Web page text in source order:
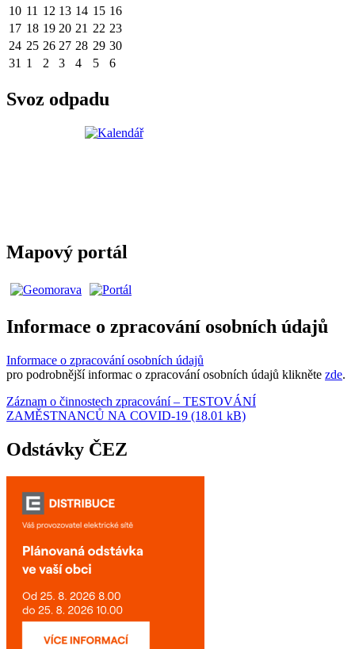
10 11 12 13 14 15 16
17 18 19 20 21 22 23
24 25 26 27 28 29 30
31 1 2 3 4 5 6
Svoz odpadu
Mapový portál
Informace o zpracování osobních údajů
Informace o zpracování osobních údajů
pro podrobnější informac o zpracování osobních údajů klikněte zde.
Záznam o činnostech zpracování – TESTOVÁNÍ
ZAMĚSTNANCŮ NA COVID-19 (18.01 kB)
Odstávky ČEZ